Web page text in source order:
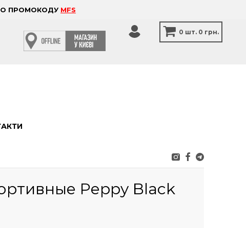
ПРОМОКОДУ MFS
0 шт. 0 грн.
Peppy Black